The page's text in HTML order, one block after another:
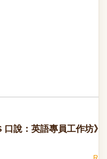
口說：英語專員工作坊》